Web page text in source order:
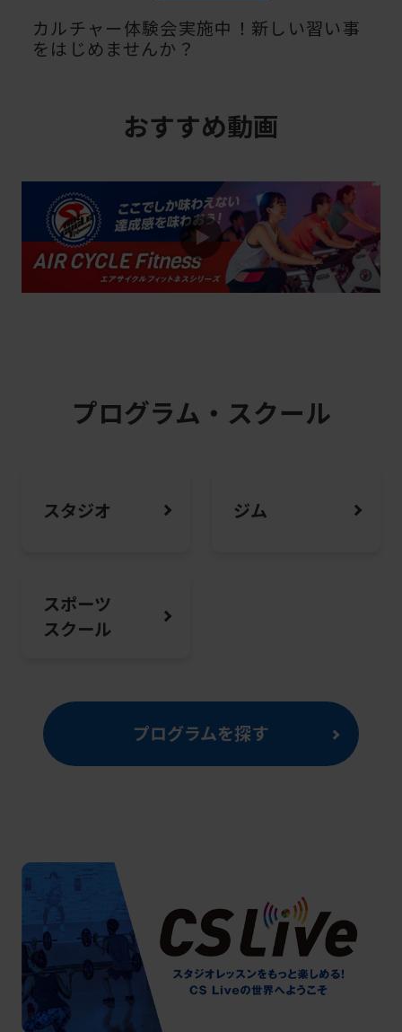
カルチャー体験会実施中！新しい習い事
をはじめませんか？
お知らせ
2026.08.01 キャンペーン
紹介者も入会者も嬉しい♪お友だち紹介
制度のご案内
パーソナルトレーニングの魅力をご紹介
ピラティス・ヨガで“しなやかボディメイ
ク”はじめよう
おすすめ動画
プログラム・スクール
スタジオ ジム
スポーツ
スクール
プログラムを探す